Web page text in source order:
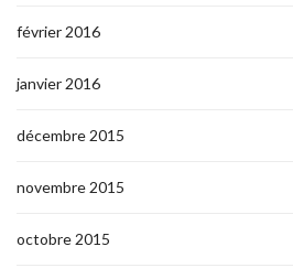
février 2016
janvier 2016
décembre 2015
novembre 2015
octobre 2015